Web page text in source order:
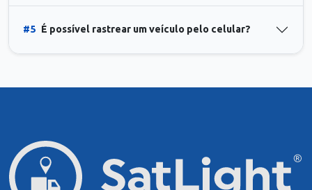
#5 É possível rastrear um veículo pelo celular?